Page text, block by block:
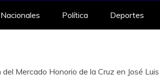
Nacionales Política Deportes
Mercado Honorio de la Cruz en José